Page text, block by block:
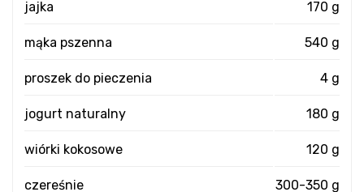
jajka 170 g
mąka pszenna 540 g
proszek do pieczenia 4 g
jogurt naturalny 180 g
wiórki kokosowe 120 g
czereśnie 300-350 g